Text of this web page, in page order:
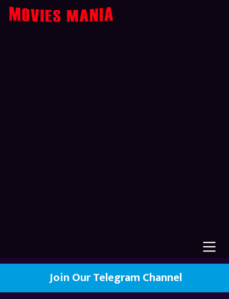
Join Our Telegram Channel